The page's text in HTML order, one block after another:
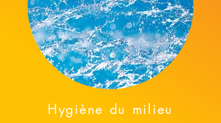
Hygiène du milieu